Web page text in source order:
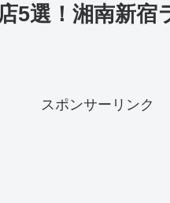
5選！湘南新宿
スポンサーリンク